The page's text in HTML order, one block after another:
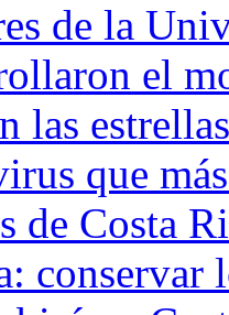
de la
el
las
que
de Costa
conservar